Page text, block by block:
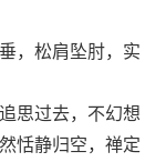
，松肩坠肘，实
思过去，不幻想
恬静归空，禅定